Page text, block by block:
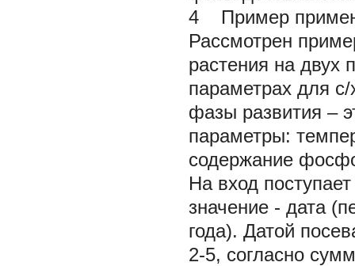
4 Пример
Рассмотрен
растения на двух
параметрах для
фазы развития –
параметры:
содержание
На вход
значение - дата
года). Датой
2-5, согласно